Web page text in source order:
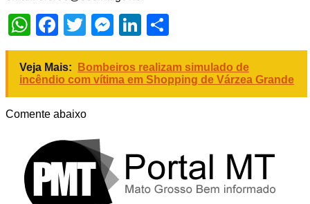
WhatsApp
Facebook
TwitterMessenger
LinkedIn
Veja Mais:
Bombeiros realizam simulado de
incêndio com vítima em Shopping de Várzea Grande
Comente abaixo